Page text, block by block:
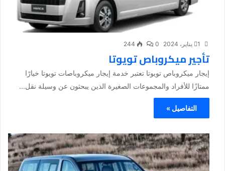
1 يناير، 2024 0
244
تأجير ميكروباص تويوتا
إيجار ميكروباص تويوتا تعتبر خدمة إيجار ميكروباصات تويوتا خيارًا
ممتازًا للأفراد والمجموعات الصغيرة الذين يبحثون عن وسيلة نقل...
التفاصيل »